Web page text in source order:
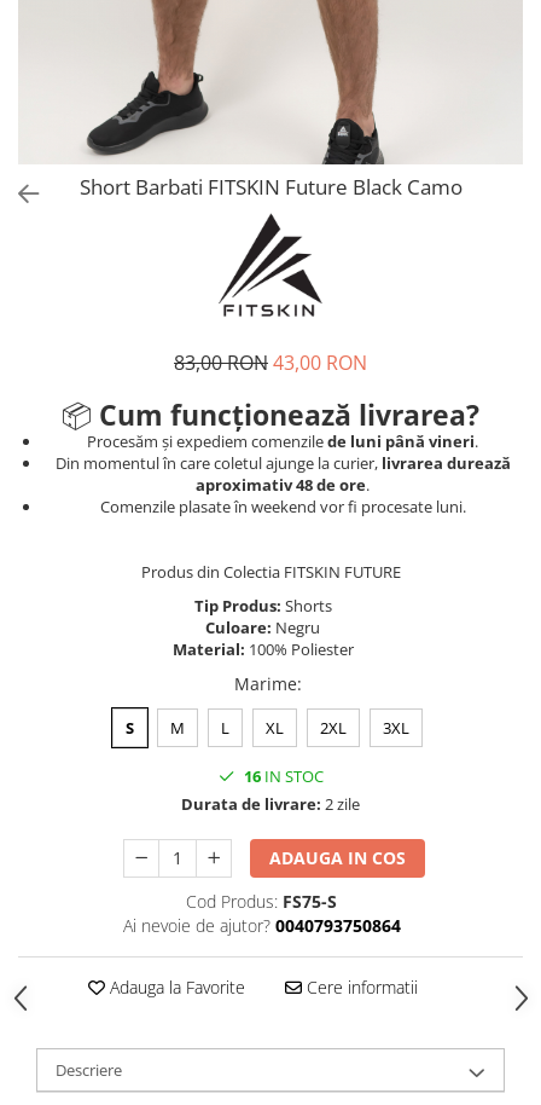
Acccesori Antrenor
Fitness
Mingi medicinale
Short Barbati FITSKIN Future Black Camo
83,00 RON43,00 RON
📦 Cum funcționează livrarea?
Procesăm și expediem comenzilede luni până vineri.
Din momentul în care coletul ajunge la curier, livrarea durează
aproximativ 48 de ore.
Comenzile plasate în weekend vor fi procesate luni.
Produs din Colectia FITSKIN FUTURE
Tip Produs: Shorts
Culoare: Negru
Material: 100% Poliester
Marime:
S M L XL 2XL 3XL
16IN STOC
Durata de livrare: 2 zile
ADAUGA IN COS
Cod Produs: FS75-S
Ai nevoie de ajutor? 0040793750864
Adauga la Favorite Cere informatii
Descriere